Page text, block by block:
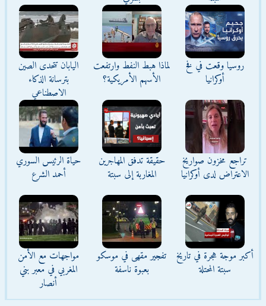
روسيا وقعت في فخ
أوكرانيا
لماذا هبط النفط وارتفعت
الأسهم الأمريكية؟
اليابان تتحدى الصين
بترسانة الذكاء
الاصطناعي
تراجع مخزون صواريخ
الاعتراض لدى أوكرانيا
حقيقة تدفق المهاجرين
المغاربة إلى سبتة
حياة الرئيس السوري
أحمد الشرع
أكبر موجة هجرة في تاريخ
سبتة المحتلة
تفجير مقهى في موسكو
بعبوة ناسفة
مواجهات مع الأمن
المغربي في معبر بني
أنصار